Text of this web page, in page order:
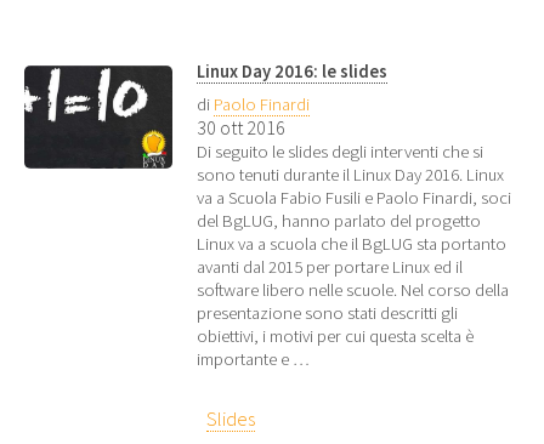
Linux Day 2016: le slides
di Paolo Finardi
30 ott 2016
Di seguito le slides degli interventi che si
sono tenuti durante il Linux Day 2016. Linux
va a Scuola Fabio Fusili e Paolo Finardi, soci
del BgLUG, hanno parlato del progetto
Linux va a scuola che il BgLUG sta portanto
avanti dal 2015 per portare Linux ed il
software libero nelle scuole. Nel corso della
presentazione sono stati descritti gli
obiettivi, i motivi per cui questa scelta è
importante e …
Slides